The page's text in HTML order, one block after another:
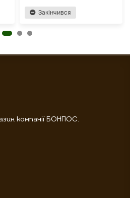
Закінчився
компанії БОНПОС.